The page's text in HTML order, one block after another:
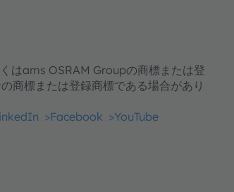
はams OSRAM Groupの商標または登
商標または登録商標である場合があり
>Facebook >YouTube